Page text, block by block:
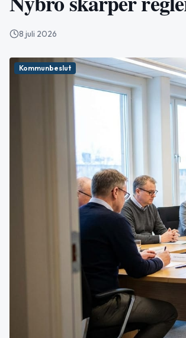
8 juli 2026
Kommunbeslut